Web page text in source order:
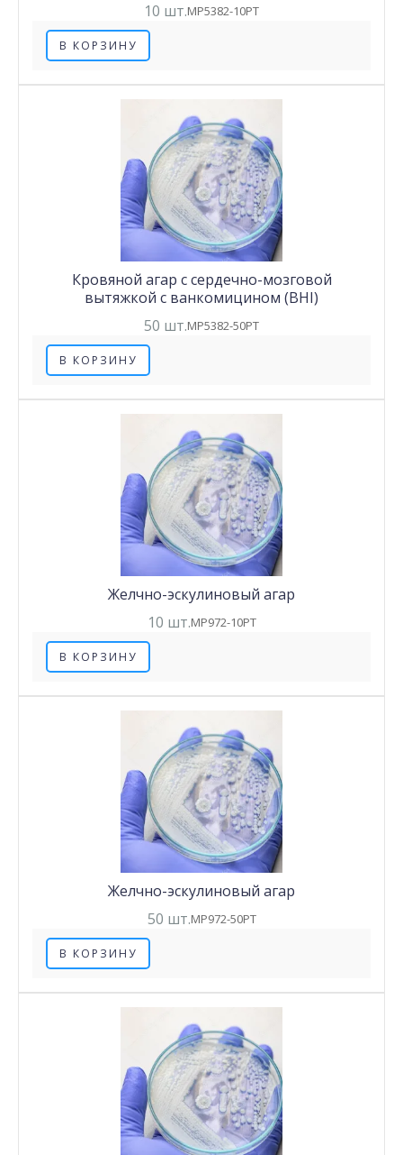
10 шт.MP5382-10PT
В КОРЗИНУ
Кровяной агар с сердечно-мозговой
вытяжкой с ванкомицином (BHI)
50 шт.MP5382-50PT
В КОРЗИНУ
Желчно-эскулиновый агар
10 шт.MP972-10PT
В КОРЗИНУ
Желчно-эскулиновый агар
50 шт.MP972-50PT
В КОРЗИНУ